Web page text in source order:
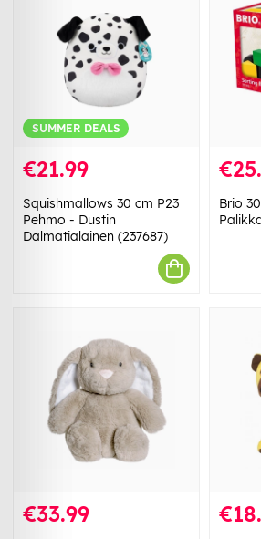
SUMMER DEALS
€21.99
Squishmallows 30 cm P23
Pehmo - Dustin
Dalmatialainen (237687)
Brio
€33.99